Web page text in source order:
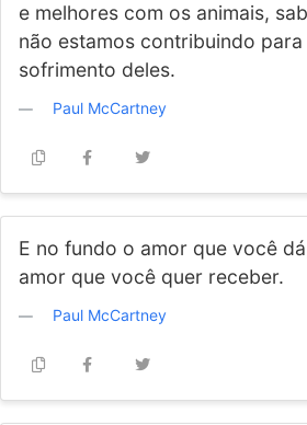
e melhores com os animais,
não estamos contribuindo para
sofrimento deles.
Paul McCartney
E no fundo o amor que você
amor que você quer receber.
Paul McCartney